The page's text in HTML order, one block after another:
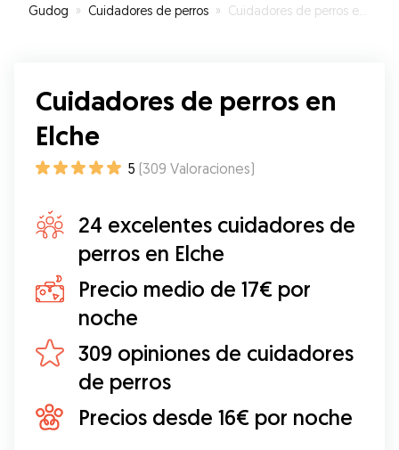
Gudog » Cuidadores de perros » Cuidadores de perros en Elche
Cuidadores de perros en
Elche
5 (309 Valoraciones)
24 excelentes cuidadores de
perros en Elche
Precio medio de 17€ por
noche
309 opiniones de cuidadores
de perros
Precios desde 16€ por noche